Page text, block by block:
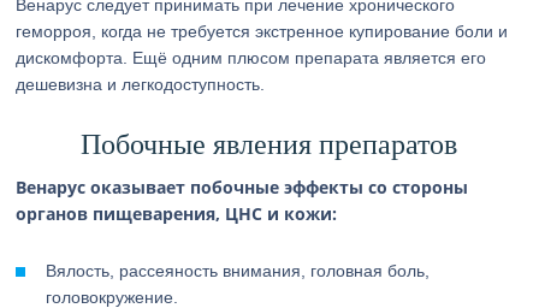
Венарус следует принимать при лечение хронического
геморроя, когда не требуется экстренное купирование боли и
дискомфорта. Ещё одним плюсом препарата является его
дешевизна и легкодоступность.
Побочные явления препаратов
Венарус оказывает побочные эффекты со стороны
органов пищеварения, ЦНС и кожи:
Вялость, рассеяность внимания, головная боль,
головокружение.